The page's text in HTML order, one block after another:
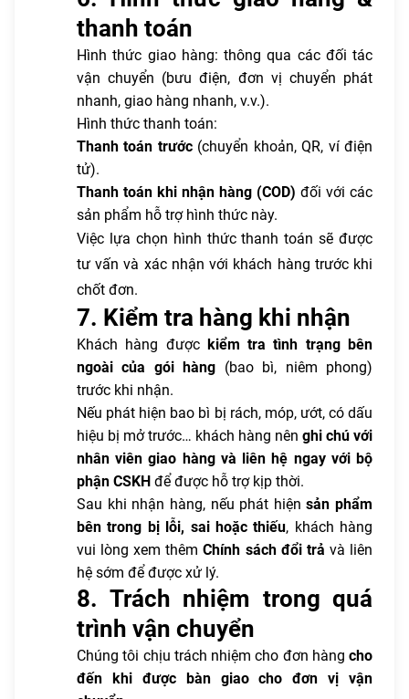
thanh toán
Hình thức giao hàng: thông qua các đối tác
vận chuyển (bưu điện, đơn vị chuyển phát
nhanh, giao hàng nhanh, v.v.).
Hình thức thanh toán:
Thanh toán trước(chuyển khoản, QR, ví điện
tử).
Thanh toán khi nhận hàng (COD) đối với các
sản phẩm hỗ trợ hình thức này.
Việc lựa chọn hình thức thanh toán sẽ được
tư vấn và xác nhận với khách hàng trước khi
chốt đơn.
7. Kiểm tra hàng khi nhận
Khách hàng được kiểm tra tình trạng bên
ngoài của gói hàng (bao bì, niêm phong)
trước khi nhận.
Nếu phát hiện bao bì bị rách, móp, ướt, có dấu
hiệu bị mở trước… khách hàng nên ghi chú với
nhân viên giao hàng và liên hệ ngay với bộ
phận CSKH để được hỗ trợ kịp thời.
Sau khi nhận hàng, nếu phát hiệnsản phẩm
bên trong bị lỗi, sai hoặc thiếu, khách hàng
vui lòng xem thêmChính sách đổi trả và liên
hệ sớm để được xử lý.
8. Trách nhiệm trong quá
trình vận chuyển
Chúng tôi chịu trách nhiệm cho đơn hàng cho
đến khi được bàn giao cho đơn vị vận